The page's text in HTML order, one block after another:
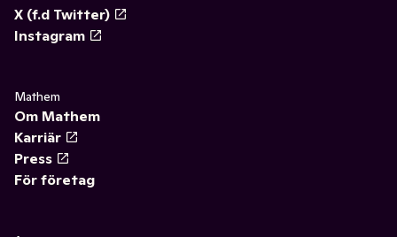
X (f.d Twitter)
Instagram
Mathem
Om Mathem
Karriär
Press
För företag